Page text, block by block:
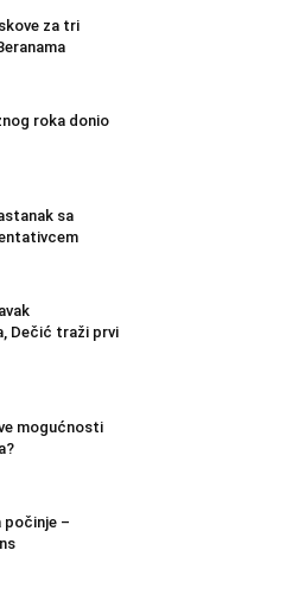
za tri
roka donio
sa
Dečić traži prvi
mogućnosti
počinje –